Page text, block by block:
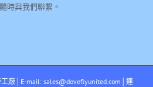
時與我們聯繫。
廠│E-mail: sales@doveflyunited.com│連